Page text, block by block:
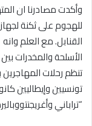
وأكدت مصادرنا ان
للهجوم على ثكنة لجهاز
الأسلحة والمخدرات
تنظم رحلات
تونسيين وإيطاليين
“تراباني